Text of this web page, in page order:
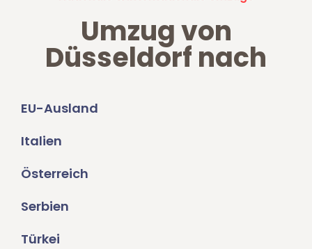
Umzug von
Düsseldorf nach
EU-Ausland
Italien
Österreich
Serbien
Türkei